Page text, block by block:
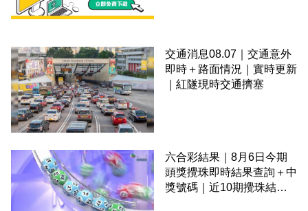
交通消息08.07｜交通意外
即時＋路面情況｜實時更新
｜紅隧現時交通擠塞
六合彩結果｜8月6日今期
頭獎攪珠即時結果查詢＋中
獎號碼｜近10期攪珠結果